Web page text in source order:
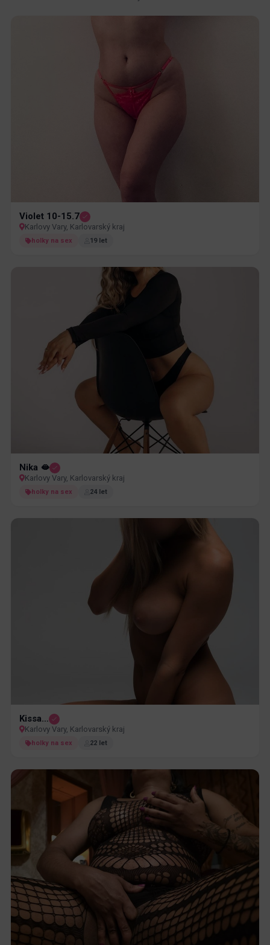
Violet 10-15.7
Karlovy Vary, Karlovarský kraj
holky na sex 19 let
Nika 🫦
Karlovy Vary, Karlovarský kraj
holky na sex 24 let
Kissa…
Karlovy Vary, Karlovarský kraj
holky na sex 22 let